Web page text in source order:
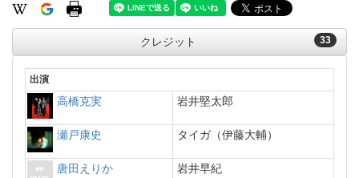
33
クレジット
出演
高橋克実 岩井堅太郎
瀬戸康史 タイガ（伊藤大輔）
唐田えりか 岩井早紀